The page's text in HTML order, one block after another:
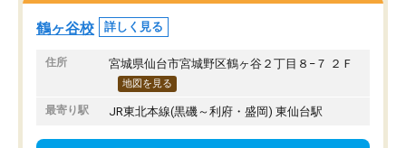
鶴ヶ谷校 詳しく見る
住所 宮城県仙台市宮城野区鶴ヶ谷２丁目８−７ ２Ｆ
地図を見る
最寄り駅 JR東北本線(黒磯～利府・盛岡) 東仙台駅